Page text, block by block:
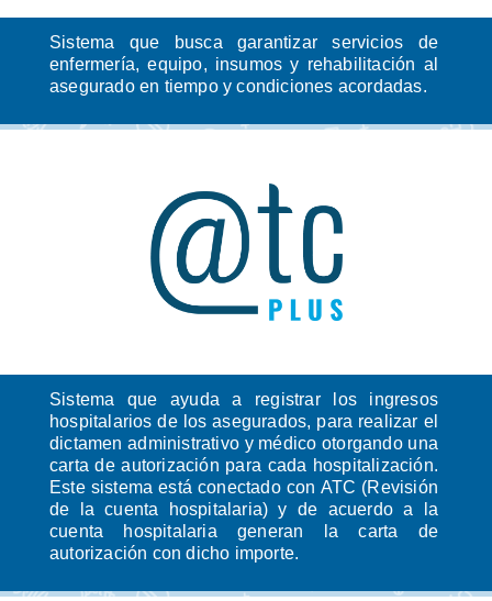
Sistema que busca garantizar servicios de
enfermería, equipo, insumos y rehabilitación al
asegurado en tiempo y condiciones acordadas.
Sistema que ayuda a registrar los ingresos
hospitalarios de los asegurados, para realizar el
dictamen administrativo y médico otorgando una
carta de autorización para cada hospitalización.
Este sistema está conectado con ATC (Revisión
de la cuenta hospitalaria) y de acuerdo a la
cuenta hospitalaria generan la carta de
autorización con dicho importe.